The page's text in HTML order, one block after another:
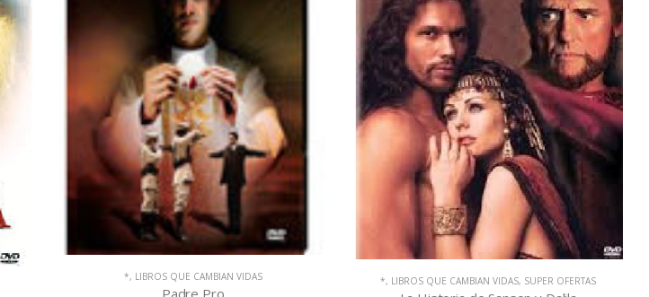
LIBROS QUE CAMBIAN VIDAS,SUPER OFERTAS La historia de David